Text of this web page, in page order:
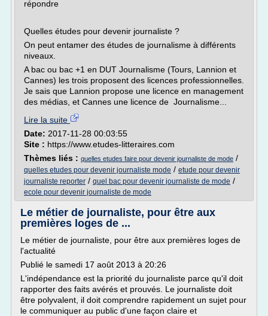
répondre
Quelles études pour devenir journaliste ?
On peut entamer des études de journalisme à différents
niveaux.
A bac ou bac +1 en DUT Journalisme (Tours, Lannion et
Cannes) les trois proposent des licences professionnelles.
Je sais que Lannion propose une licence en management
des médias, et Cannes une licence de Journalisme...
Lire la suite
Date: 2017-11-28 00:03:55
Site : https://www.etudes-litteraires.com
Thèmes liés : quelles etudes faire pour devenir journaliste de mode /
quelles etudes pour devenir journaliste mode / etude pour devenir
journaliste reporter / quel bac pour devenir journaliste de mode /
ecole pour devenir journaliste de mode
Le métier de journaliste, pour être aux
premières loges de ...
Le métier de journaliste, pour être aux premières loges de
l'actualité
Publié le samedi 17 août 2013 à 20:26
L'indépendance est la priorité du journaliste parce qu'il doit
rapporter des faits avérés et prouvés. Le journaliste doit
être polyvalent, il doit comprendre rapidement un sujet pour
le communiquer au public d'une façon claire et